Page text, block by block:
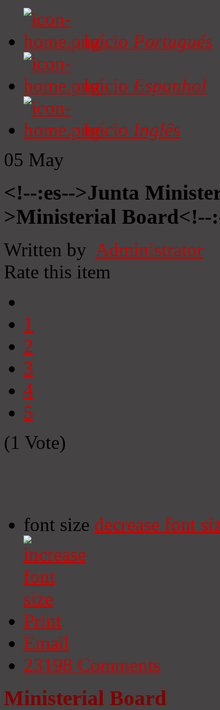
Início Portugués
Início Espanhol
Início Inglês
05 May
<!--:es-->Junta
>Ministerial Board<!--
Written by Administrator
Rate this item
1
2
3
4
5
(1 Vote)
font size decrease font
Print
Email
23198 Comments
Ministerial Board